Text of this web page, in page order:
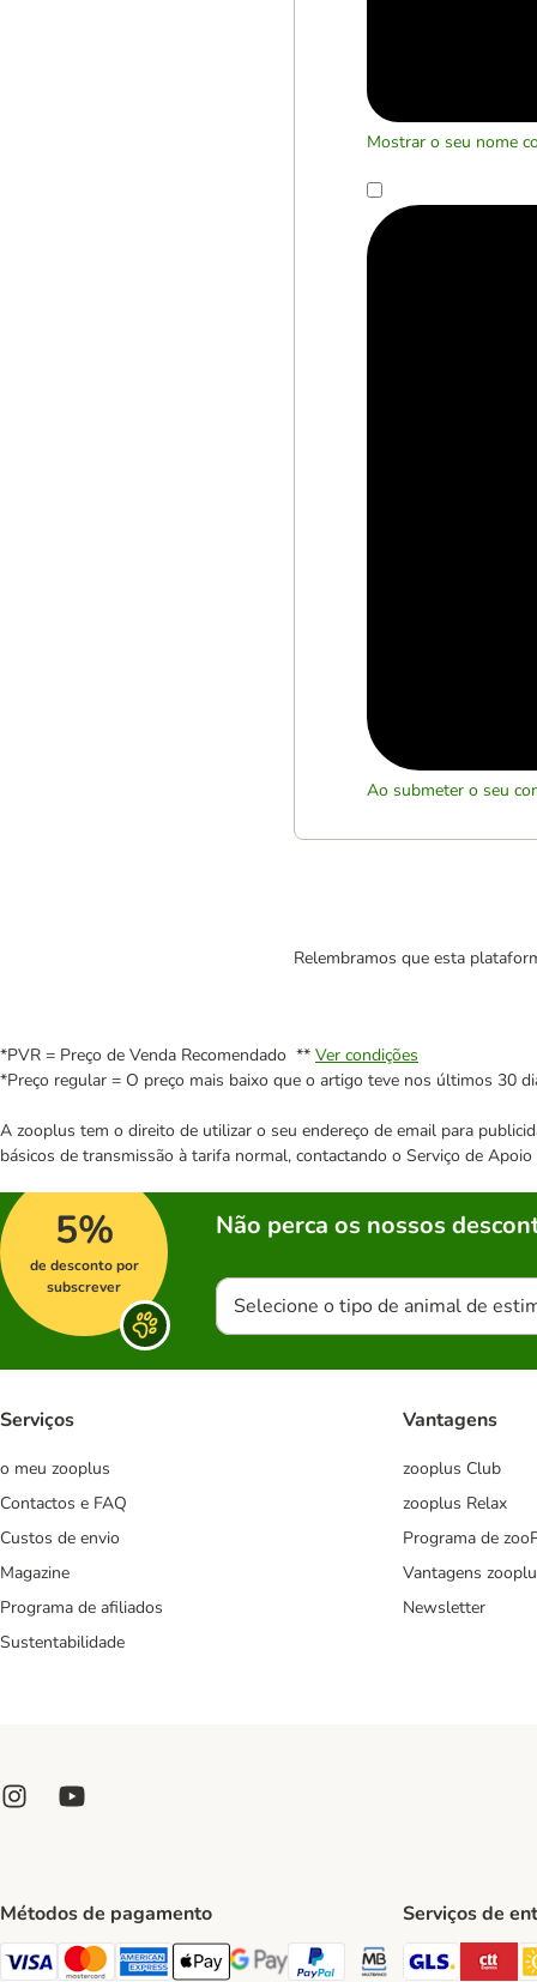
Mostrar o seu nome
Ao submeter o seu
Relembramos que esta
*PVR = Preço de Venda Recomendado ** Ver condições
*Preço regular = O preço mais baixo que o artigo teve nos últimos 30
A zooplus tem o direito de utilizar o seu endereço de email para
básicos de transmissão à tarifa normal, contactando o Serviço de
5%
de desconto por
subscrever
Não perca os nossos
Selecione o tipo de animal de
Serviços
o meu zooplus
Contactos e FAQ
Custos de envio
Magazine
Programa de afiliados
Sustentabilidade
Vantagens
zooplus Club
zooplus Relax
Programa de
Vantagens
Newsletter
Métodos de pagamento
Visa Payment Method
Mastercard Payment Method
American Express Payment Method
Apple Pay Payment Method
Google Pay Payment Method
PayPal Payment Method
Multibanco Payment
Serviços de
GLS